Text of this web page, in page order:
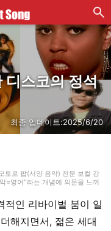
스코의 정석
최종 업데이트:2025/6/20
토로 팝(서양 음악) 전문 보컬 강
=영어"라는 개념에 의문을 느껴
다. 평소에는 누에보 플라멩코,
듣습니다. 당신이 원하는 한 곡을
다!
적인 리바이벌 붐이 일
해지면서, 젊은 세대